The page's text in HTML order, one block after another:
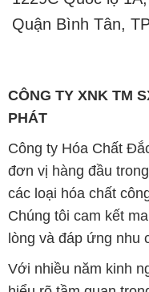
PHÁT
các loại hóa chất
Chúng tôi cam kết
lòng và đáp ứng nhu
Với nhiều năm kinh
hiểu rõ tầm quan
sản phẩm. Chính vì
cung cấp những sản
và giá thành hợp lý,
nhất cho khách hàng.